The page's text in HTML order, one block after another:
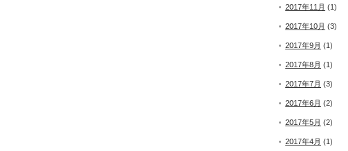
2017年11月 (1)
2017年10月 (3)
2017年9月 (1)
2017年8月 (1)
2017年7月 (3)
2017年6月 (2)
2017年5月 (2)
2017年4月 (1)